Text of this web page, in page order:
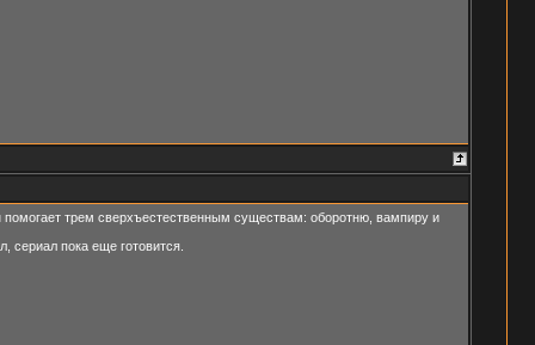
трем сверхъестественным существам: оборотню, вампиру и
сериал пока еще готовится.